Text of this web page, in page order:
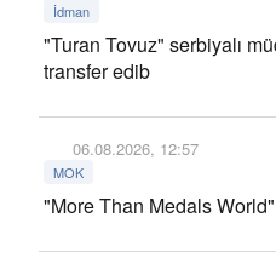
İdman
"Turan Tovuz" serbiyalı
transfer edib
06.08.2026, 12:57
MOK
"More Than Medals